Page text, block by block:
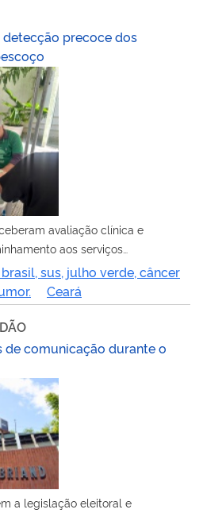
precoce dos
avaliação clínica e
aos serviços
sus, julho verde, câncer
Ceará
de comunicação durante o
a legislação eleitoral e